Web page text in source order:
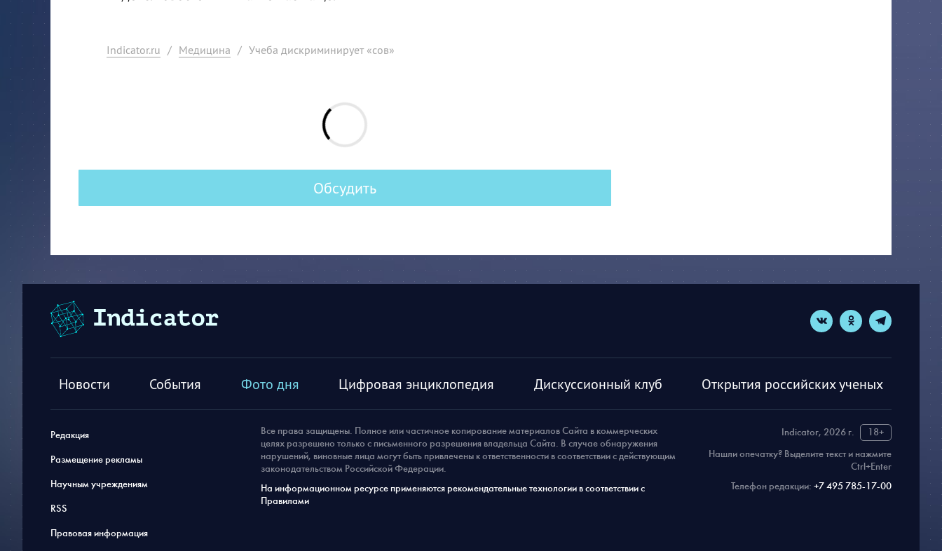
Indicator.ru / Медицина / Учеба дискриминирует «сов»
Обсудить
Новости События Фото дня Цифровая энциклопедия Дискуссионный клуб Открытия российских ученых
Редакция
Размещение рекламы
Научным учреждениям
RSS
Правовая информация
Indicator, 2026 г.
18+
Нашли опечатку? Выделите текст и нажмите
Ctrl+Enter
Телефон редакции: +7 495 785-17-00
Все права защищены. Полное или частичное копирование материалов Сайта в коммерческих
целях разрешено только с письменного разрешения владельца Сайта. В случае обнаружения
нарушений, виновные лица могут быть привлечены к ответственности в соответствии с действующим
законодательством Российской Федерации.
На информационном ресурсе применяются рекомендательные технологии в соответствии с
Правилами